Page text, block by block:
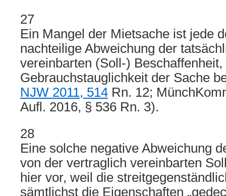
27
Ein Mangel der Mietsache ist jede
nachteilige Abweichung der
vereinbarten (Soll-) Beschaffenheit,
Gebrauchstauglichkeit der Sache
NJW 2011, 514 Rn. 12;
Aufl. 2016, § 536 Rn. 3).
28
Eine solche negative Abweichung
von der vertraglich vereinbarten
hier vor, weil die
sämtlichst die Eigenschaften